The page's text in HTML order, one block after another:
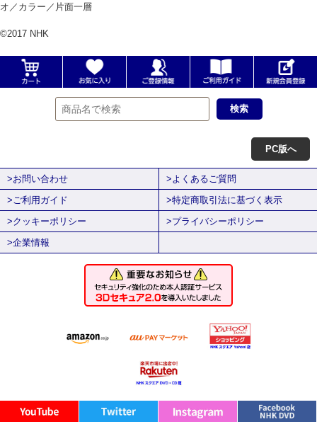
オ／カラー／片面一層
©2017 NHK
PC版へ
>お問い合わせ
>よくあるご質問
>ご利用ガイド
>特定商取引法に基づく表示
>クッキーポリシー
>プライバシーポリシー
>企業情報